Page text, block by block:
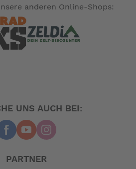
anderen Online-Shops:
UNS AUCH BEI:
PARTNER